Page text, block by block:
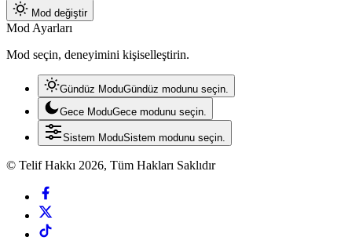
Mod değiştir
Mod Ayarları
Mod seçin, deneyimini kişiselleştirin.
Gündüz ModuGündüz modunu seçin.
Gece ModuGece modunu seçin.
Sistem ModuSistem modunu seçin.
© Telif Hakkı 2026, Tüm Hakları Saklıdır